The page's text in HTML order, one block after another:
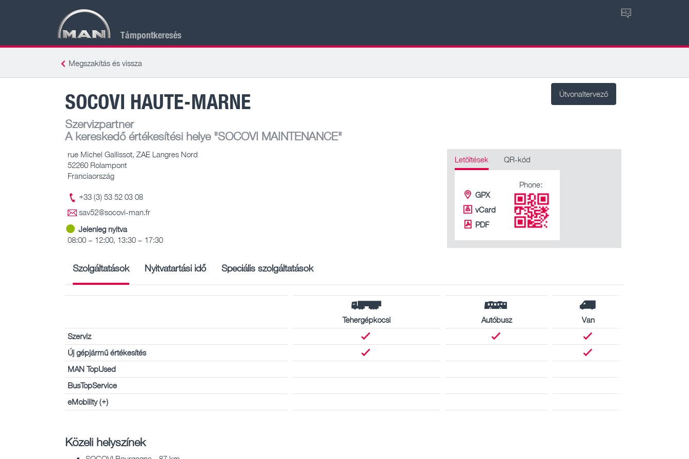
Támpontkeresés
HU
Megszakítás és vissza
Útvonaltervező
SOCOVI HAUTE-MARNE
Szervizpartner
A kereskedő értékesítési helye"SOCOVI MAINTENANCE"
rue Michel Gallissot, ZAE Langres Nord
52260 Rolampont
Franciaország
+33 (3) 53 52 03 08
sav52@socovi-man.fr
Jelenleg nyitva
08:00 – 12:00, 13:30 – 17:30
Letöltések QR-kód
GPX
vCard
PDF
Phone:
Szolgáltatások Nyitvatartási idő Speciális szolgáltatások
Tehergépkocsi Autóbusz
Van
Szerviz
Új gépjármű értékesítés
MAN TopUsed
BusTopService
eMobility (+)
Közeli helyszínek